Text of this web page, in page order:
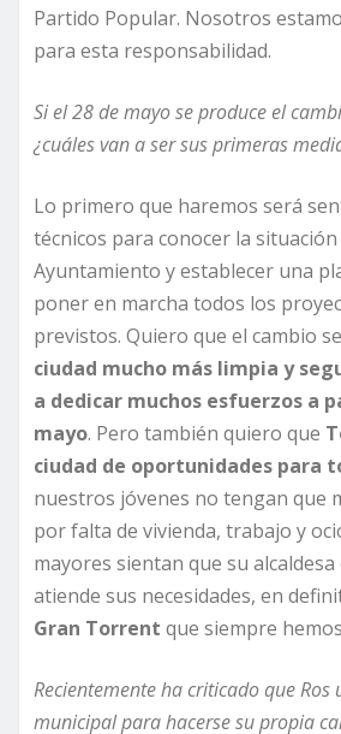
Partido Popular. Nosotros
para esta responsabilidad.
Si el 28 de mayo se produce el
¿cuáles van a ser sus primeras
Lo primero que haremos será
técnicos para conocer la
Ayuntamiento y establecer una
poner en marcha todos los
previstos. Quiero que el cambio
ciudad mucho más limpia y
a dedicar muchos esfuerzos a
mayo. Pero también quiero que
ciudad de oportunidades para
nuestros jóvenes no tengan que
por falta de vivienda, trabajo y
mayores sientan que su
atiende sus necesidades, en
Gran Torrent que siempre
Recientemente ha criticado que
municipal para hacerse su propia